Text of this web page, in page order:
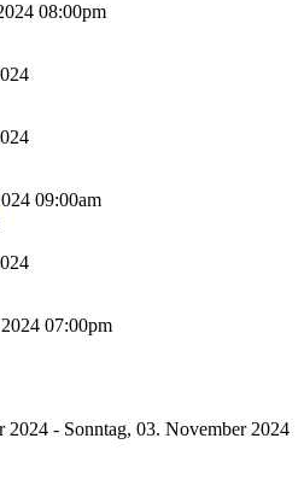
08:00pm
09:00am
07:00pm
2024 - Sonntag, 03. November 2024